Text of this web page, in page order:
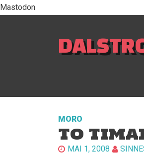
Mastodon
MORO
TO
MAI 1, 2008